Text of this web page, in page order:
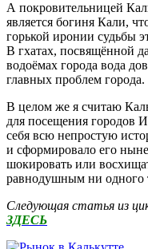
А покровительницей
является богиня Кали,
горькой иронии судьбы
В гхатах, посвящённой
водоёмах города вода
главных проблем города.
В целом же я считаю
для посещения городов
себя всю непростую
и сформировало его
шокировать или
равнодушным ни одного
Следующая статья из
ЗДЕСЬ